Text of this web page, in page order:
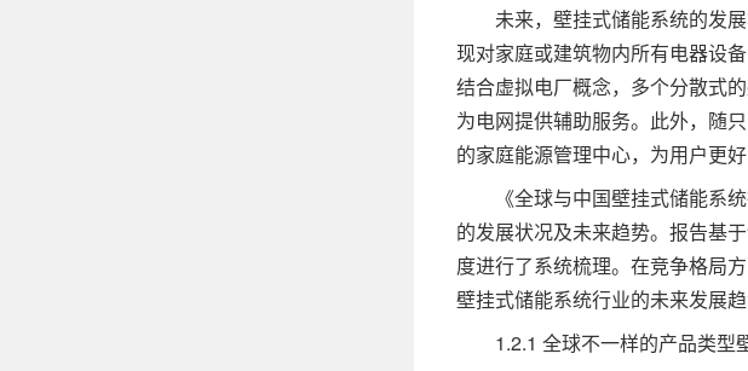
未来，壁挂式储能系统的发展
现对家庭或建筑物内所有电器设
结合虚拟电厂概念，多个分散式
为电网提供辅助服务。此外，随
的家庭能源管理中心，为用户更
《全球与中国壁挂式储能系统
的发展状况及未来趋势。报告基
度进行了系统梳理。在竞争格局
壁挂式储能系统行业的未来发展
1.2.1 全球不一样的产品类型